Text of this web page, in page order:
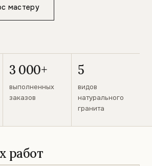
мастеру
3 000+
выполненных
заказов
5
видов
натурального
гранита
работ